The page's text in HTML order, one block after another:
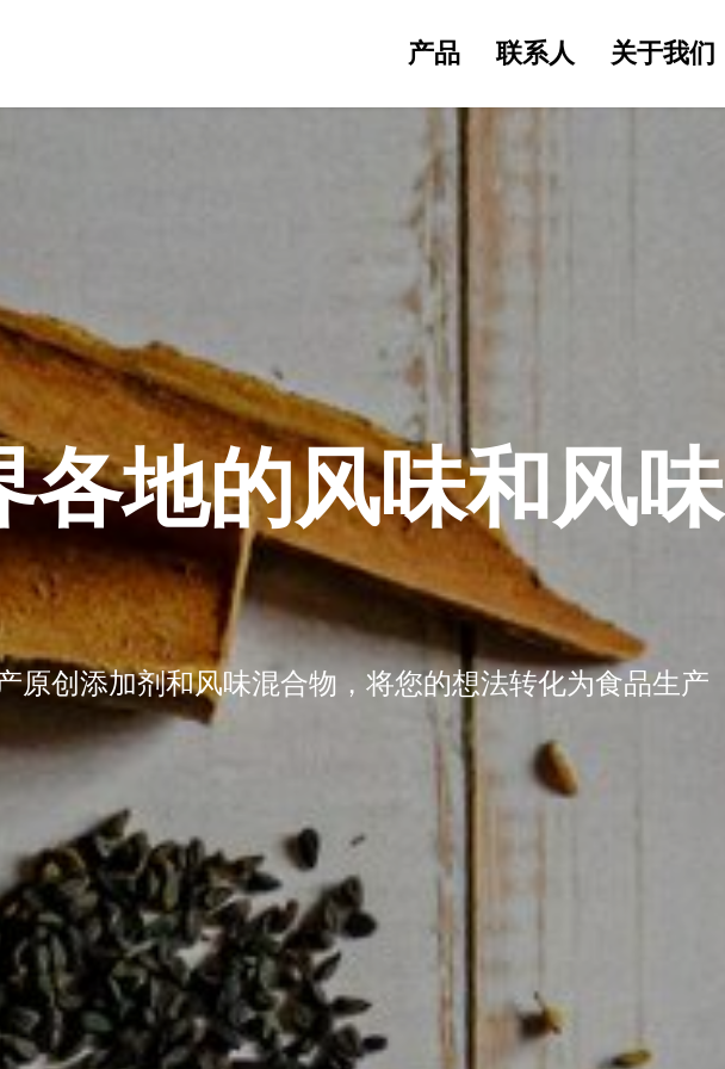
产品 联系人 关于我们
各地的风味和风味
原创添加剂和风味混合物，将您的想法转化为食品生产